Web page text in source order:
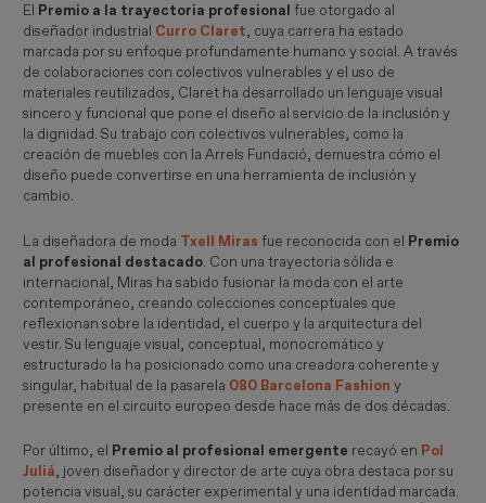
El Premio a la trayectoria profesional fue otorgado al
diseñador industrial Curro Claret, cuya carrera ha estado
marcada por su enfoque profundamente humano y social. A través
de colaboraciones con colectivos vulnerables y el uso de
materiales reutilizados, Claret ha desarrollado un lenguaje visual
sincero y funcional que pone el diseño al servicio de la inclusión y
la dignidad. Su trabajo con colectivos vulnerables, como la
creación de muebles con la Arrels Fundació, demuestra cómo el
diseño puede convertirse en una herramienta de inclusión y
cambio.
La diseñadora de moda Txell Miras fue reconocida con el Premio
al profesional destacado. Con una trayectoria sólida e
internacional, Miras ha sabido fusionar la moda con el arte
contemporáneo, creando colecciones conceptuales que
reflexionan sobre la identidad, el cuerpo y la arquitectura del
vestir. Su lenguaje visual, conceptual, monocromático y
estructurado la ha posicionado como una creadora coherente y
singular, habitual de la pasarela 080 Barcelona Fashion y
presente en el circuito europeo desde hace más de dos décadas.
Por último, el Premio al profesional emergente recayó en Pol
Juliá, joven diseñador y director de arte cuya obra destaca por su
potencia visual, su carácter experimental y una identidad marcada.